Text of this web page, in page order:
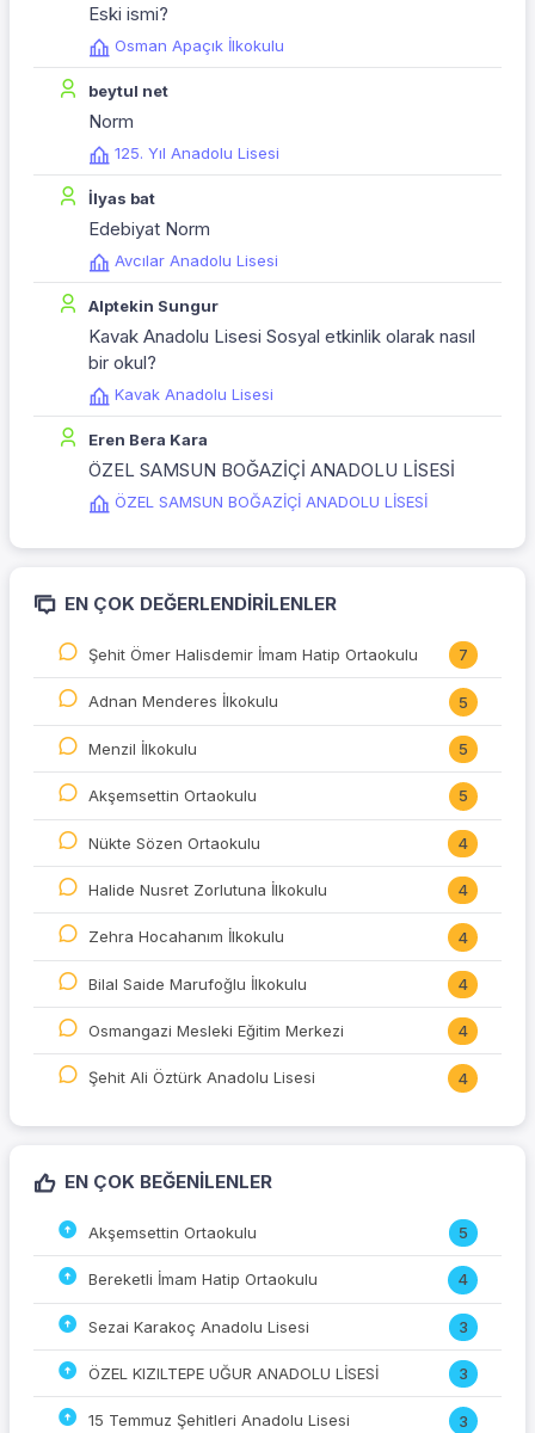
Eski ismi?
Osman Apaçık İlkokulu
beytul net
Norm
125. Yıl Anadolu Lisesi
İlyas bat
Edebiyat Norm
Avcılar Anadolu Lisesi
Alptekin Sungur
Kavak Anadolu Lisesi Sosyal etkinlik olarak nasıl
bir okul?
Kavak Anadolu Lisesi
Eren Bera Kara
ÖZEL SAMSUN BOĞAZİÇİ ANADOLU LİSESİ
ÖZEL SAMSUN BOĞAZİÇİ ANADOLU LİSESİ
EN ÇOK DEĞERLENDIRILENLER
Şehit Ömer Halisdemir İmam Hatip Ortaokulu 7
Adnan Menderes İlkokulu 5
Menzil İlkokulu 5
Akşemsettin Ortaokulu 5
Nükte Sözen Ortaokulu 4
Halide Nusret Zorlutuna İlkokulu 4
Zehra Hocahanım İlkokulu 4
Bilal Saide Marufoğlu İlkokulu 4
Osmangazi Mesleki Eğitim Merkezi 4
Şehit Ali Öztürk Anadolu Lisesi 4
EN ÇOK BEĞENILENLER
Akşemsettin Ortaokulu 5
Bereketli İmam Hatip Ortaokulu 4
Sezai Karakoç Anadolu Lisesi 3
ÖZEL KIZILTEPE UĞUR ANADOLU LİSESİ 3
15 Temmuz Şehitleri Anadolu Lisesi 3